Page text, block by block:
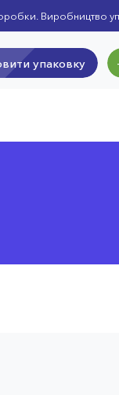
Виробництво
упаковку